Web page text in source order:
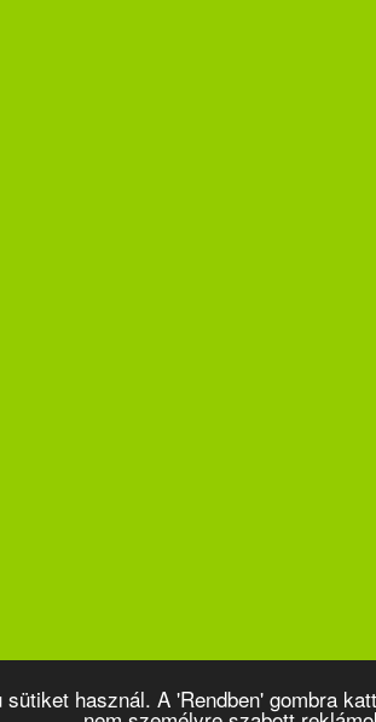
sütiket használ. A 'Rendben' gombra